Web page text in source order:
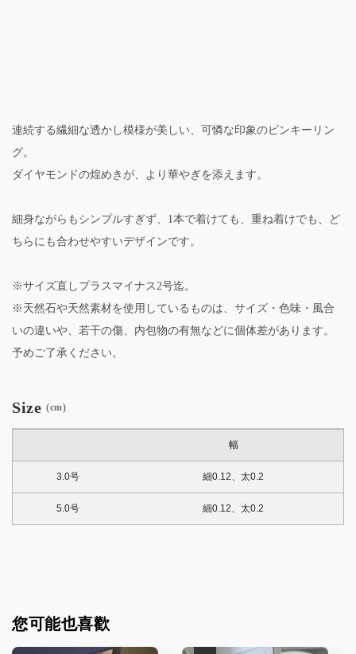
連続する繊細な透かし模様が美しい、可憐な印象のピンキーリン
グ。
ダイヤモンドの煌めきが、より華やぎを添えます。
細身ながらもシンプルすぎず、1本で着けても、重ね着けでも、ど
ちらにも合わせやすいデザインです。
※サイズ直しプラスマイナス2号迄。
※天然石や天然素材を使用しているものは、サイズ・色味・風合
いの違いや、若干の傷、内包物の有無などに個体差があります。
予めご了承ください。
Size (cm)
幅
3.0号 細0.12、太0.2
5.0号 細0.12、太0.2
您可能也喜歡